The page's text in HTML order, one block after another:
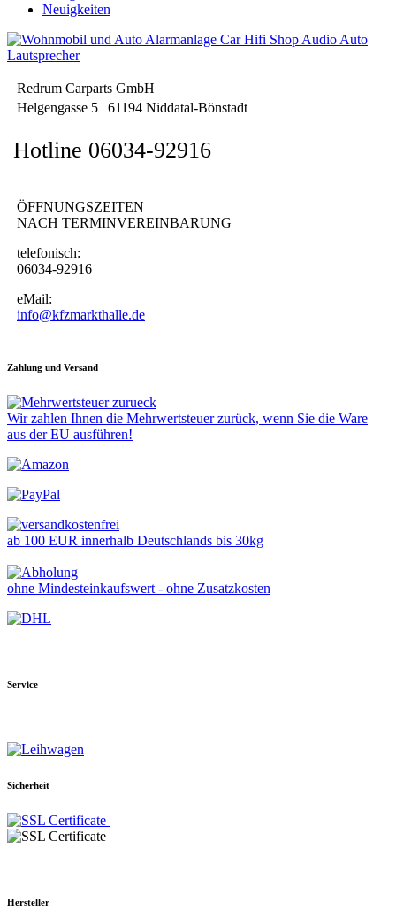
Neuigkeiten
Redrum Carparts GmbH
Helgengasse 5 | 61194 Niddatal-Bönstadt
Hotline 06034-92916
ÖFFNUNGSZEITEN
NACH TERMINVEREINBARUNG
telefonisch:
06034-92916
eMail:
info@kfzmarkthalle.de
Zahlung und Versand
Wir zahlen Ihnen die Mehrwertsteuer zurück, wenn Sie die Ware
aus der EU ausführen!
ab 100 EUR innerhalb Deutschlands bis 30kg
ohne Mindesteinkaufswert - ohne Zusatzkosten
Service
Sicherheit
Hersteller